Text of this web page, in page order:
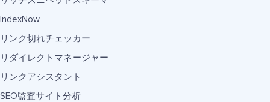
IndexNow
リンク切れチェッカー
リダイレクトマネージャー
リンクアシスタント
SEO監査サイト分析